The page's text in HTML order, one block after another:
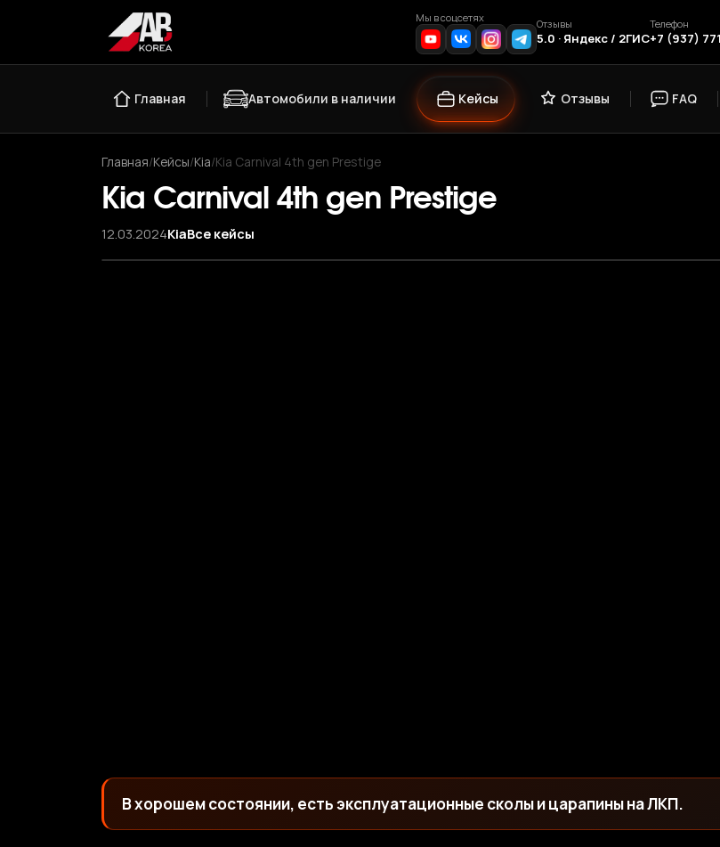
Мы в соцсетях Отзывы
5.0 · Яндекс / 2ГИС
Телефон
+7 (937)
Главная Автомобили в наличии Кейсы Отзывы FAQ
Главная/Кейсы/Kia/Kia Carnival 4th gen Prestige
Kia Carnival 4th gen Prestige
12.03.2024KiaВсе кейсы
В хорошем состоянии, есть эксплуатационные сколы и царапины на ЛКП.